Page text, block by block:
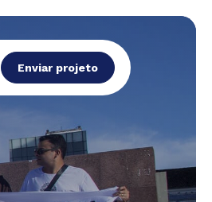
Enviar projeto